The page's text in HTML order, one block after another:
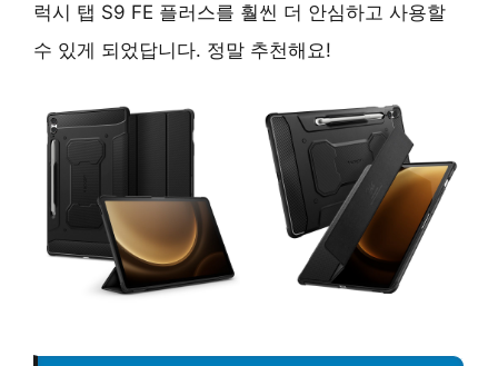
럭시 탭 S9 FE 플러스를 훨씬 더 안심하고 사용할
수 있게 되었답니다. 정말 추천해요!